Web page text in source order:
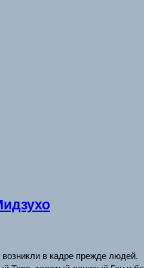
в кадре прежде людей.